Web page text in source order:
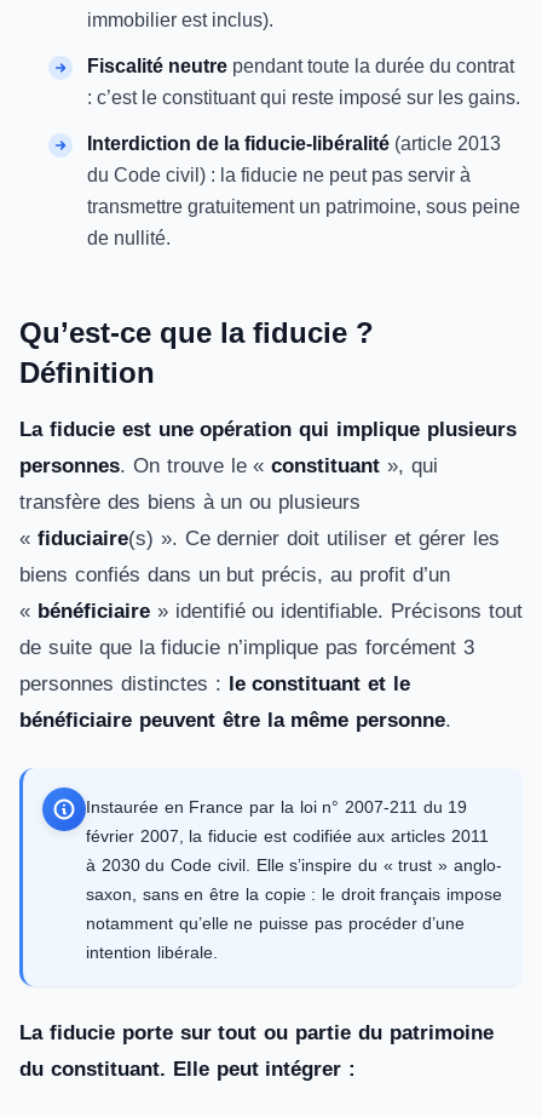
immobilier est inclus).
Fiscalité neutre pendant toute la durée du contrat
: c’est le constituant qui reste imposé sur les gains.
Interdiction de la fiducie-libéralité (article 2013
du Code civil) : la fiducie ne peut pas servir à
transmettre gratuitement un patrimoine, sous peine
de nullité.
Qu’est-ce que la fiducie ?
Définition
La fiducie est une opération qui implique plusieurs
personnes. On trouve le «constituant », qui
transfère des biens à un ou plusieurs
« fiduciaire(s) ». Ce dernier doit utiliser et gérer les
biens confiés dans un but précis, au profit d’un
« bénéficiaire» identifié ou identifiable. Précisons tout
de suite que la fiducie n’implique pas forcément 3
personnes distinctes : le constituant et le
bénéficiaire peuvent être la même personne.
Instaurée en France par la loi n° 2007-211 du 19
février 2007, la fiducie est codifiée aux articles 2011
à 2030 du Code civil. Elle s’inspire du « trust » anglo-
saxon, sans en être la copie : le droit français impose
notamment qu’elle ne puisse pas procéder d’une
intention libérale.
La fiducie porte sur tout ou partie du patrimoine
du constituant. Elle peut intégrer :